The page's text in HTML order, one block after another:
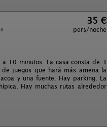
35 €
pers/noche
10 minutos. La casa consta de 3
juegos que hará más amena la
y una fuente. Hay parking. La
Hay muchas rutas alrededor